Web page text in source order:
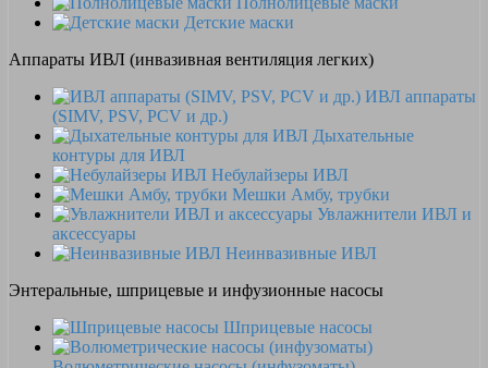
Детские маски
Аппараты ИВЛ (инвазивная вентиляция легких)
ИВЛ аппараты
(SIMV, PSV, PCV и др.)
Дыхательные
контуры для ИВЛ
Небулайзеры ИВЛ
Мешки Амбу, трубки
Увлажнители ИВЛ и
аксессуары
Неинвазивные ИВЛ
Энтеральные, шприцевые и инфузионные насосы
Шприцевые насосы